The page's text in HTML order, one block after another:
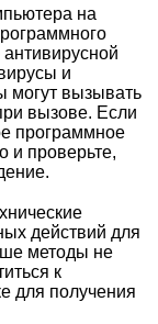
на
и
могут вызывать
вызове. Если
программное
и проверьте,
действий для
методы не
к
для получения